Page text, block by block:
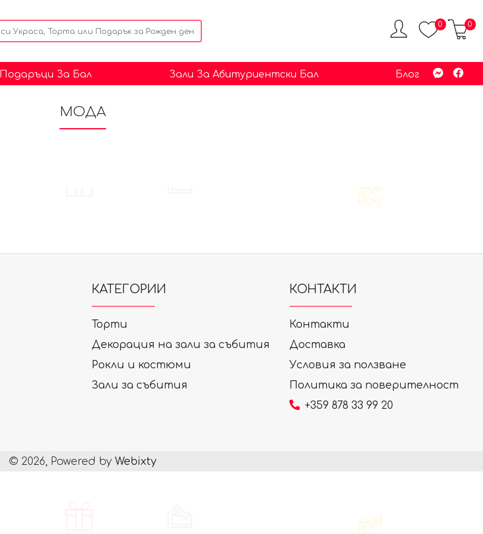
0 0
Подаръци За Бал Зали За Абитуриентски Бал Блог
МОДА
КАТЕГОРИИ
Торти
Декорация на зали за събития
Рокли и костюми
Зали за събития
КОНТАКТИ
Контакти
Доставка
Условия за ползване
Политика за поверителност
+359 878 33 99 20
© 2026, Powered by Webixty